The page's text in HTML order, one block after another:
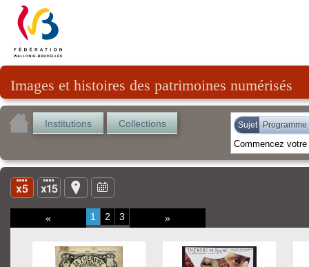
Images et histoires des patrimoines numérisés
Institutions Collections Sujet
« 1 2 3 »